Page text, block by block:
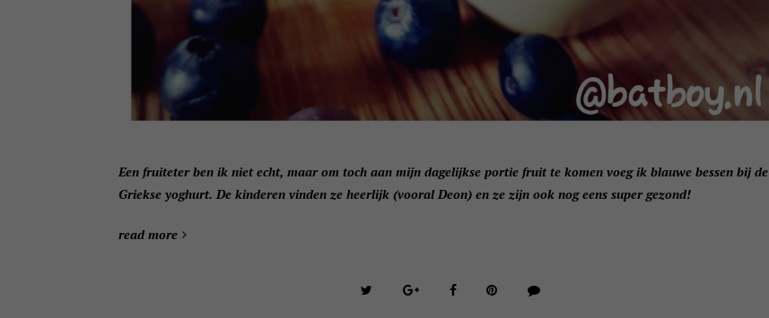
Een fruiteter ben ik niet echt, maar om toch aan mijn dagelijkse portie fruit te komen voeg ik blauwe bessen bij de
Griekse yoghurt. De kinderen vinden ze heerlijk (vooral Deon) en ze zijn ook nog eens super gezond!
read more